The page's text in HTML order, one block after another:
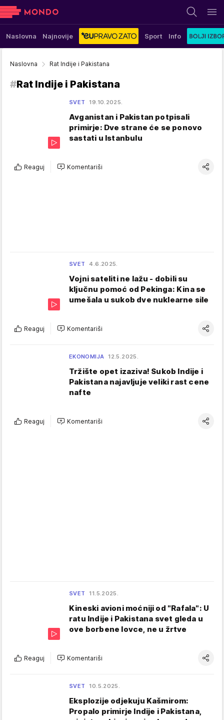
Naslovna Najnovije Sport Info
Naslovna Rat Indije i Pakistana
#Rat Indije i Pakistana
SVET 19.10.2025.
Avganistan i Pakistan potpisali
primirje: Dve strane će se ponovo
sastati u Istanbulu
Reaguj Komentariši
SVET 4.6.2025.
Vojni sateliti ne lažu - dobili su
ključnu pomoć od Pekinga: Kina se
umešala u sukob dve nuklearne sile
Reaguj Komentariši
EKONOMIJA 12.5.2025.
Tržište opet izaziva! Sukob Indije i
Pakistana najavljuje veliki rast cene
nafte
Reaguj Komentariši
SVET 11.5.2025.
Kineski avioni moćniji od "Rafala": U
ratu Indije i Pakistana svet gleda u
ove borbene lovce, ne u žrtve
Reaguj Komentariši
SVET 10.5.2025.
Eksplozije odjekuju Kašmirom:
Propalo primirje Indije i Pakistana,